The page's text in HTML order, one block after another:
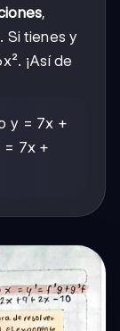
,
Si tienes y
¡Así de
y = 7x +
= 7x +